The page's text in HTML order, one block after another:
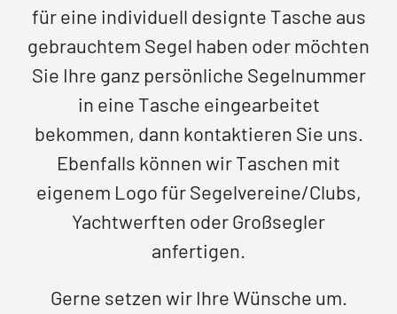
Händler
Segelankauf
Über uns
Warenkorb
für eine individuell designte Tasche aus
gebrauchtem Segel haben oder möchten
Sie Ihre ganz persönliche Segelnummer
in eine Tasche eingearbeitet
bekommen, dann kontaktieren Sie uns.
Ebenfalls können wir Taschen mit
eigenem Logo für Segelvereine/Clubs,
Yachtwerften oder Großsegler
anfertigen.
Gerne setzen wir Ihre Wünsche um.